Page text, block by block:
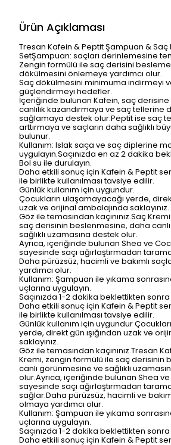
Ürün Açıklaması
Tresan Kafein & Peptit Şampuan & Saç
SetŞampuan: saçları derinlemesine
Zengin formülü ile saç derisini
dökülmesini önlemeye yardımcı olur.
Saç dökülmesini minimuma indirmeyi ve
güçlendirmeyi hedefler.
İçeriğinde bulunan Kafein, saç
canlılık kazandırmaya ve saç tellerine
sağlamaya destek olur.Peptit ise saç
arttırmaya ve saçların daha sağlıklı
bulunur.
Kullanım: Islak saça ve saç diplerine
uygulayın.Saçınızda en az 2 dakika
Bol su ile durulayın.
Daha etkili sonuç için Kafein & Peptit
ile birlikte kullanılması tavsiye edilir.
Günlük kullanım için uygundur.
Çocukların ulaşamayacağı yerde,
uzak ve orijinal ambalajında saklayınız.
Göz ile temasından kaçınınız.Saç
saç derisinin beslenmesine, daha
sağlıklı uzamasına destek olur.
Ayrıca, içeriğinde bulunan Shea ve
sayesinde saçı ağırlaştırmadan
Daha pürüzsüz, hacimli ve bakımlı
yardımcı olur.
Kullanım: Şampuan ile yıkama
uçlarına uygulayın.
Saçınızda 1-2 dakika beklettikten sonra
Daha etkili sonuç için Kafein & Peptit
ile birlikte kullanılması tavsiye edilir.
Günlük kullanım için uygundur
yerde, direkt gün ışığından uzak ve
saklayınız.
Göz ile temasından kaçınınız.Tresan
Kremi, zengin formülü ile saç derisinin
canlı görünmesine ve sağlıklı
olur.Ayrıca, içeriğinde bulunan Shea ve
sayesinde saçı ağırlaştırmadan tarama
sağlar.Daha pürüzsüz, hacimli ve
olmaya yardımcı olur.
Kullanım: Şampuan ile yıkama
uçlarına uygulayın.
Saçınızda 1-2 dakika beklettikten sonra
Daha etkili sonuç için Kafein & Peptit